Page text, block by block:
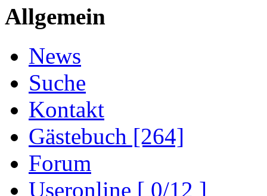
Allgemein
News
Suche
Kontakt
Gästebuch [264]
Forum
Useronline [ 0/12 ]